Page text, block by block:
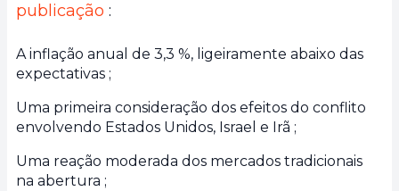
publicação :
A inflação anual de 3,3 %, ligeiramente abaixo das
expectativas ;
Uma primeira consideração dos efeitos do conflito
envolvendo Estados Unidos, Israel e Irã ;
Uma reação moderada dos mercados tradicionais
na abertura ;